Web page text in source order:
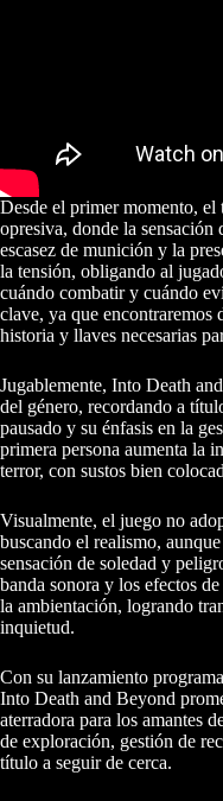
Desde el primer momento, el
opresiva, donde la sensación
escasez de munición y la
la tensión, obligando al
cuándo combatir y cuándo
clave, ya que encontraremos
historia y llaves necesarias
Jugablemente, Into Death
del género, recordando a
pausado y su énfasis en la
primera persona aumenta la
terror, con sustos bien
Visualmente, el juego no
buscando el realismo,
sensación de soledad y
banda sonora y los efectos
la ambientación, logrando
inquietud.
Con su lanzamiento
Into Death and Beyond
aterradora para los amantes
de exploración, gestión de
título a seguir de cerca.